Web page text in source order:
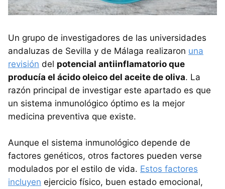
Un grupo de investigadores de las universidades
andaluzas de Sevilla y de Málaga realizaron una
revisión del potencial antiinflamatorio que
producía el ácido oleico del aceite de oliva. La
razón principal de investigar este apartado es que
un sistema inmunológico óptimo es la mejor
medicina preventiva que existe.
Aunque el sistema inmunológico depende de
factores genéticos, otros factores pueden verse
modulados por el estilo de vida. Estos factores
incluyen ejercicio físico, buen estado emocional,